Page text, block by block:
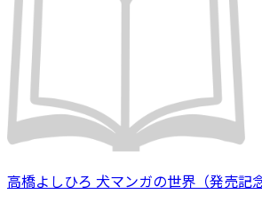
高橋よしひろ 犬マンガの世界（発売記